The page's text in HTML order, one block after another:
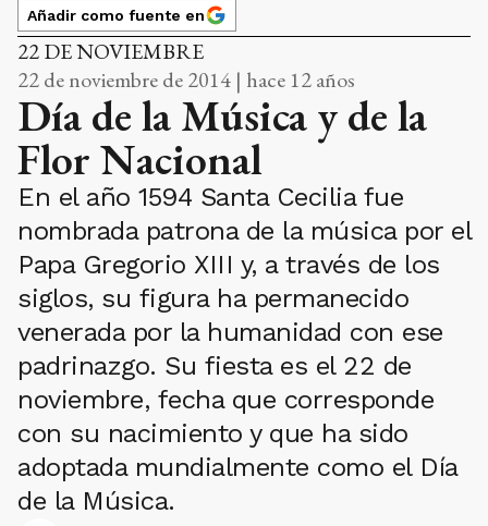
Añadir como fuente en
22 DE NOVIEMBRE
22 de noviembre de 2014 | hace 12 años
Día de la Música y de la
Flor Nacional
En el año 1594 Santa Cecilia fue
nombrada patrona de la música por el
Papa Gregorio XIII y, a través de los
siglos, su figura ha permanecido
venerada por la humanidad con ese
padrinazgo. Su fiesta es el 22 de
noviembre, fecha que corresponde
con su nacimiento y que ha sido
adoptada mundialmente como el Día
de la Música.